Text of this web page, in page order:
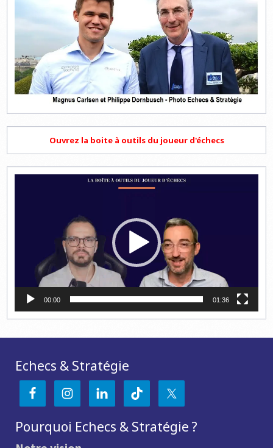
Ouvrez la boite à outils du joueur d'échecs
00:00 01:36
Echecs & Stratégie
Pourquoi Echecs & Stratégie ?